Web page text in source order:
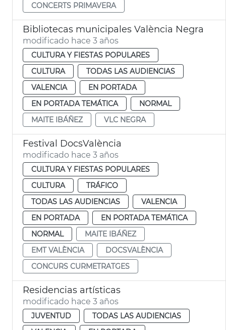
CONCERTS PRIMAVERA
Bibliotecas municipales València Negra
modificado hace 3 años
CULTURA Y FIESTAS POPULARES
CULTURA
TODAS LAS AUDIENCIAS
VALENCIA
EN PORTADA
EN PORTADA TEMÁTICA
NORMAL
MAITE IBÁÑEZ
VLC NEGRA
Festival DocsValència
modificado hace 3 años
CULTURA Y FIESTAS POPULARES
CULTURA
TRÁFICO
TODAS LAS AUDIENCIAS
VALENCIA
EN PORTADA
EN PORTADA TEMÁTICA
NORMAL
MAITE IBÁÑEZ
EMT VALÈNCIA
DOCSVALÈNCIA
CONCURS CURMETRATGES
Residencias artísticas
modificado hace 3 años
JUVENTUD
TODAS LAS AUDIENCIAS